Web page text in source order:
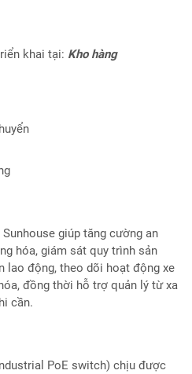
khai tại: Kho hàng
giúp tăng cường an
hóa, giám sát quy trình sản
lao động, theo dõi hoạt động xe
đồng thời hỗ trợ quản lý từ xa
cần.
PoE switch) chịu được